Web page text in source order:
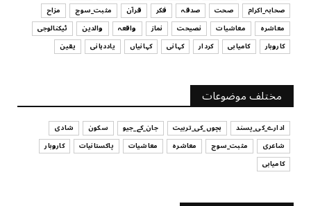
صحابہ_اکرام
صحت صدقہ فکر قرآن مثبت_سوچ
مزاح
معاشرہ
معاشیات نصیحت نماز واقعہ والدین
ٹیکنالوجی
کاروبار
کامیابی کردار کہانی کہانیاں یاددہانی یقین
مختلف موضوعات
ادارے_کی_پسند بچوں_کی_تربیت جان_کے_جیو سکون
شادی
شاعری
مثبت_سوچ معاشرہ معاشیات پاکستانیات
کاروبار
کامیابی